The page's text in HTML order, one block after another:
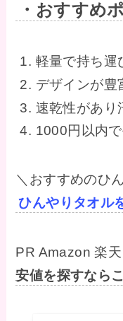
・おすすめ
軽量で持ち運
デザインが豊
速乾性があり
1000円以内
＼おすすめのひ
ひんやりタオル
PR Amazon 楽
安値を探すなら